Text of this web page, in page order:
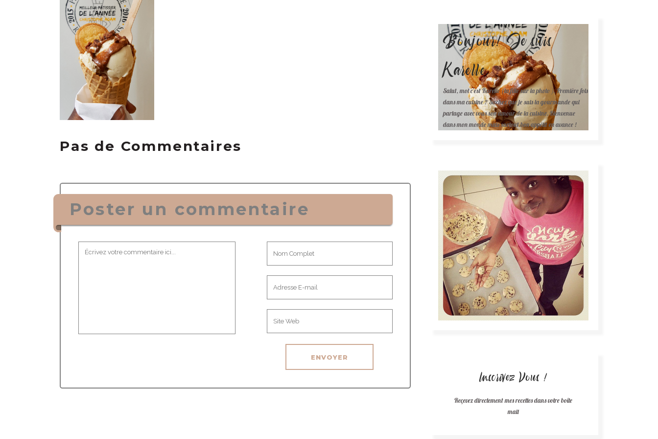
Pas de Commentaires
Poster un commentaire
Bonjour! Je suis
Karelle.
Salut, moi c'est Karelle (la fille sur la photo ). Première fois
dans ma cuisine ? Sachez que je suis la gourmande qui
partage avec vous son amour de la cuisine. Bienvenue
dans mon monde mais surtout bon appétit en avance !
Inscrivez Vous !
Reçevez directement mes recettes dans votre boîte
mail